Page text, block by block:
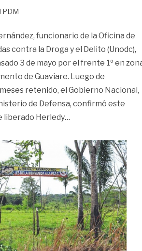
PDM
funcionario de la Oficina de
contra la Droga y el Delito (Unodc),
3 de mayo por el frente 1º en
de Guaviare. Luego de
retenido, el Gobierno Nacional,
de Defensa, confirmó este
liberado Herledy…